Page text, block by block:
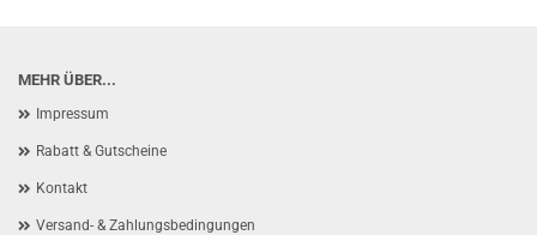
MEHR ÜBER...
Impressum
Rabatt & Gutscheine
Kontakt
Versand- & Zahlungsbedingungen